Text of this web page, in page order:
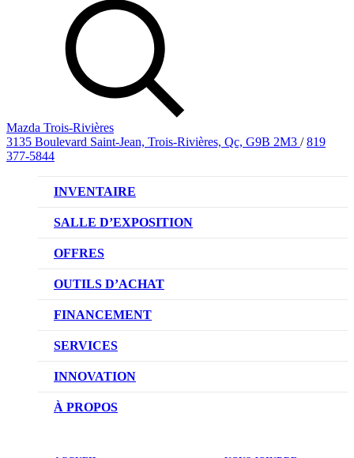
Mazda Trois-Rivières
3135 Boulevard Saint-Jean, Trois-Rivières, Qc, G9B 2M3 / 819
377-5844
INVENTAIRE
VÉHICULES NEUFS
VÉHICULES D’OCCASION
SALLE D’EXPOSITION
OFFRES
OFFRES DU CONCESSIONNAIRE
OUTILS D’ACHAT
CONFIGUREZ VOTRE VÉHICULE
RÉSERVEZ UN ESSAI ROUTIER
DEMANDEZ UN PRIX
FINANCEMENT
NOTRE DIFFÉRENCE
DEMANDE DE CRÉDIT AUTO
SERVICES
NOTRE PROMESSE
PRENDRE UN RENDEZ-VOUS
INNOVATION
TECHNOLOGIE SKYACTIV
À PROPOS